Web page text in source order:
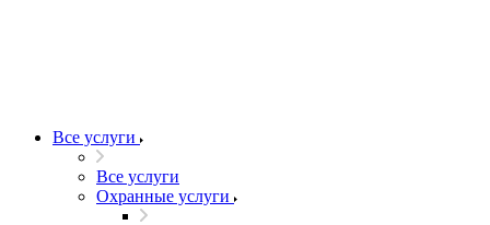
Все услуги
Все услуги
Охранные услуги